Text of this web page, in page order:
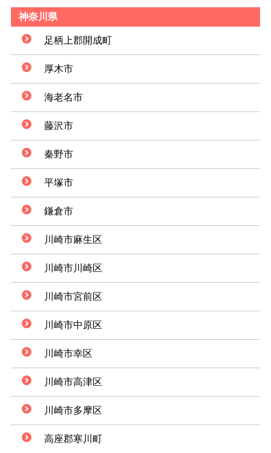
神奈川県
足柄上郡開成町
厚木市
海老名市
藤沢市
秦野市
平塚市
鎌倉市
川崎市麻生区
川崎市川崎区
川崎市宮前区
川崎市中原区
川崎市幸区
川崎市高津区
川崎市多摩区
高座郡寒川町